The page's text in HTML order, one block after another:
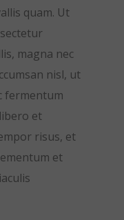
quam. Ut
magna nec
nisl, ut
fermentum
et
risus, et
et